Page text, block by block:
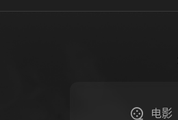
电影